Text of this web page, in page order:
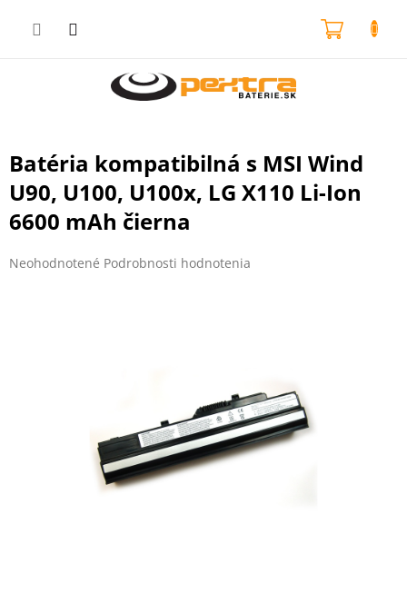
Batéria kompatibilná s MSI Wind
U90, U100, U100x, LG X110 Li-Ion
6600 mAh čierna
Priemerné
Neohodnotené Podrobnosti hodnotenia